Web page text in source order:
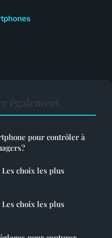
pour contrôler à
choix les plus
choix les plus